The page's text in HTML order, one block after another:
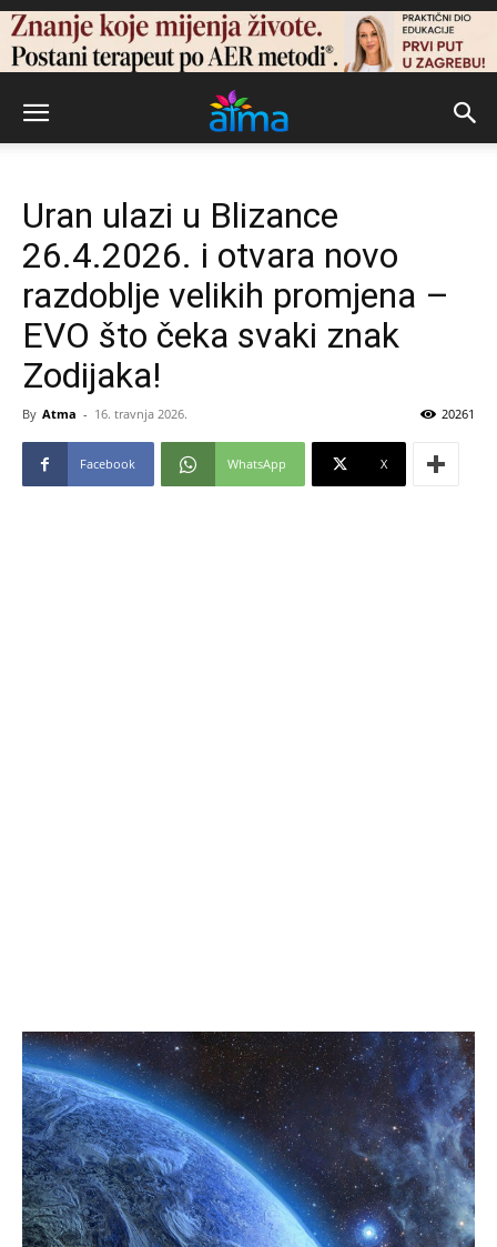
Uran ulazi u Blizance
26.4.2026. i otvara novo
razdoblje velikih promjena –
EVO što čeka svaki znak
Zodijaka!
By Atma - 16. travnja 2026. 20261
Facebook WhatsApp X